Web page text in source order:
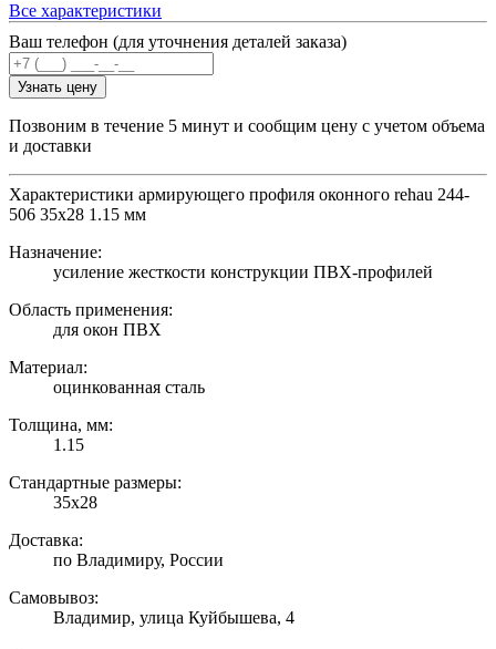
Все характеристики
Ваш телефон (для уточнения деталей заказа)
Узнать цену
Позвоним в течение 5 минут и сообщим цену с учетом объема
и доставки
Характеристики армирующего профиля оконного rehau 244-
506 35х28 1.15 мм
Назначение:
усиление жесткости конструкции ПВХ-профилей
Область применения:
для окон ПВХ
Материал:
оцинкованная сталь
Толщина, мм:
1.15
Стандартные размеры:
35х28
Доставка:
по Владимиру, России
Самовывоз:
Владимир, улица Куйбышева, 4